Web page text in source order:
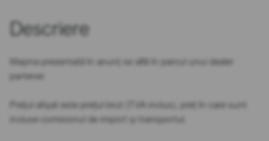
Descriere
Mașina prezentată în anunț se află în parcul unui dealer
partener.
Prețul afișat este prețul brut (TVA inclus), preț în care sunt
incluse comisionul de import și transportul.